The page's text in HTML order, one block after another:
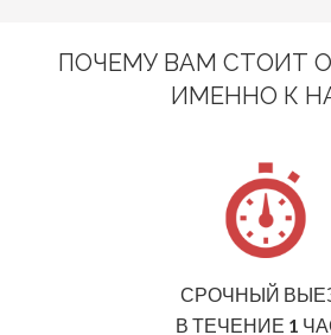
ПОЧЕМУ ВАМ СТОИТ
ИМЕННО К
СРОЧНЫЙ
В ТЕЧЕНИЕ 1